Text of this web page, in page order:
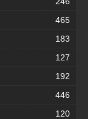
465
183
127
192
446
120